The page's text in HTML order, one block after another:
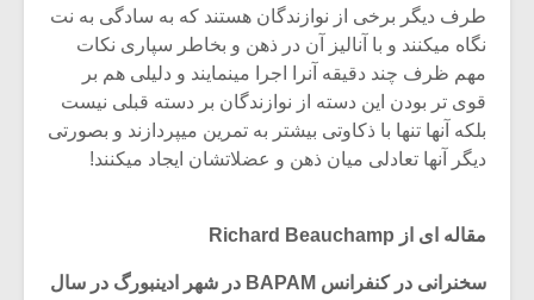
طرف دیگر برخی از نوازندگان هستند که به سادگی به نت
نگاه میکنند و با آنالیز آن در ذهن و بخاطر سپاری نکات
مهم ظرف چند دقیقه آنرا اجرا مینمایند و دلیلی هم بر
قوی تر بودن این دسته از نوازندگان بر دسته قبلی نیست
بلکه آنها تنها با ذکاوتی بیشتر به تمرین میپردازند و بصورتی
دیگر آنها تعادلی میان ذهن و عضلاتشان ایجاد میکنند!
مقاله ای از Richard Beauchamp
سخنرانی در کنفرانس BAPAM در شهر ادینبورگ در سال